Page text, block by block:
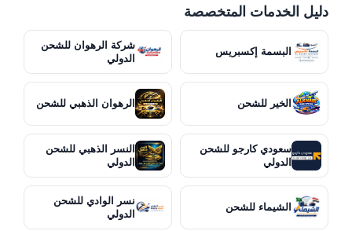
دليل الخدمات المتخصصة
البسمة إكسبريس
شركة الرهوان للشحن
الدولي
الخير للشحن الرهوان الذهبي للشحن
سعودي كارجو للشحن
الدولي
النسر الذهبي للشحن
الدولي
الشيماء للشحن
نسر الوادي للشحن
الدولي